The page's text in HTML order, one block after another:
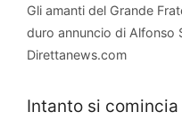
Gli amanti del Grande
duro annuncio di Alfonso
Direttanews.com
Intanto si comincia